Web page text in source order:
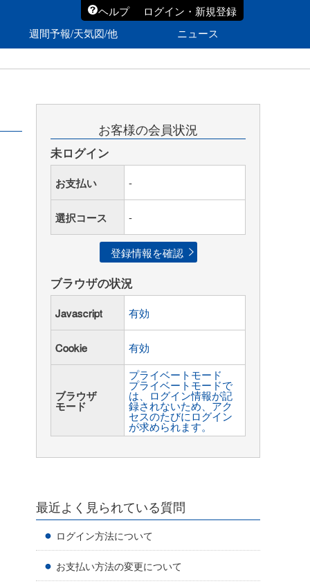
ヘルプ
ログイン・新規登録
週間予報/天気図/他
ニュース
お客様の会員状況
未ログイン
お支払い -
選択コース -
登録情報を確認
ブラウザの状況
Javascript 有効
Cookie 有効
ブラウザ
モード
プライベートモード
プライベートモードで
は、ログイン情報が記
録されないため、アク
セスのたびにログイン
が求められます。
最近よく見られている質問
ログイン方法について
お支払い方法の変更について